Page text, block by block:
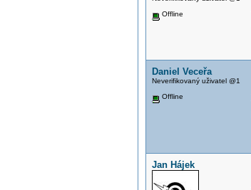
Offline
Daniel Veceřa
Neverifikovaný uživatel @1
Offline
Jan Hájek